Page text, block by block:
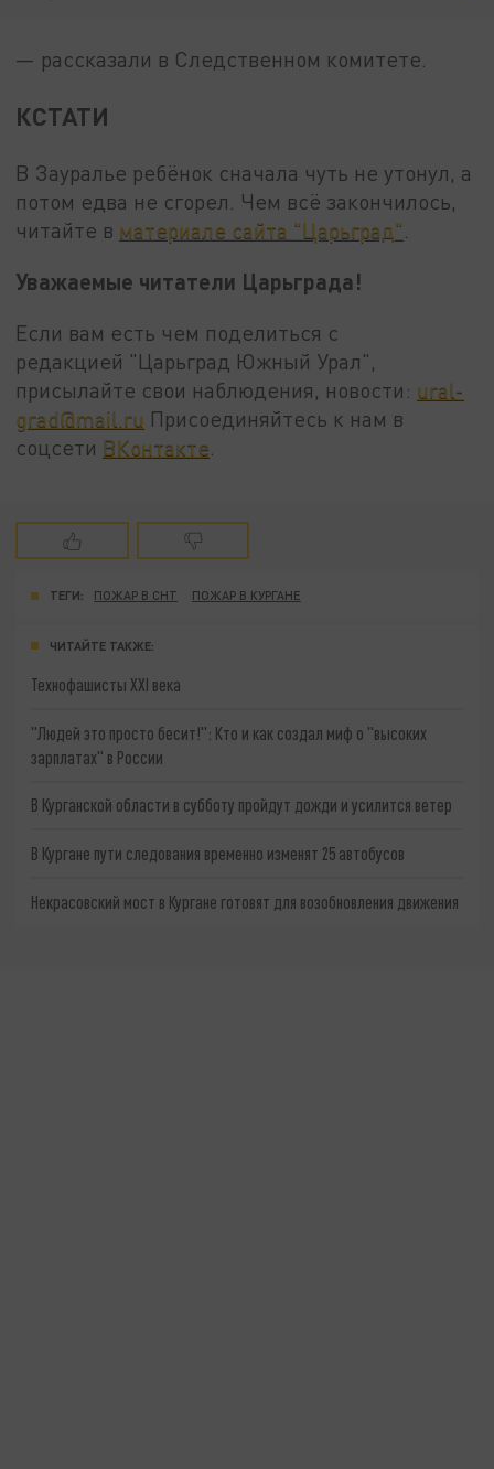
— рассказали в Следственном комитете.
КСТАТИ
В Зауралье ребёнок сначала чуть не утонул, а
потом едва не сгорел. Чем всё закончилось,
читайте в материале сайта "Царьград"
Уважаемые читатели Царьграда!
Если вам есть чем поделиться с
редакцией "Царьград Южный Урал",
присылайте свои наблюдения, новости: ural-
grad@mail.ru Присоединяйтесь к нам в
соцсети ВКонтакте
ТЕГИ: ПОЖАР В СНТ ПОЖАР В КУРГАНЕ
ЧИТАЙТЕ ТАКЖЕ:
Технофашисты XXI века
"Людей это просто бесит!": Кто и как создал миф о "высоких
зарплатах" в России
В Курганской области в субботу пройдут дожди и усилится ветер
В Кургане пути следования временно изменят 25 автобусов
Некрасовский мост в Кургане готовят для возобновления движения